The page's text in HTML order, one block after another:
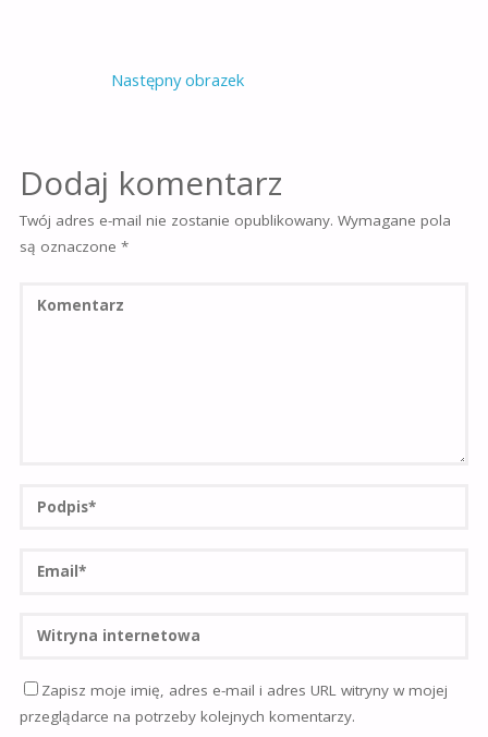
Następny obrazek
Dodaj komentarz
Twój adres e-mail nie zostanie opublikowany. Wymagane pola
są oznaczone *
Zapisz moje imię, adres e-mail i adres URL witryny w mojej
przeglądarce na potrzeby kolejnych komentarzy.